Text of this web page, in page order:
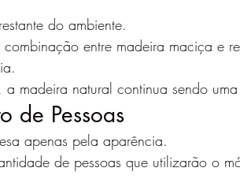
do ambiente.
combinação entre madeira maciça e
a madeira natural continua sendo
de Pessoas
apenas pela aparência.
de pessoas que utilizarão o